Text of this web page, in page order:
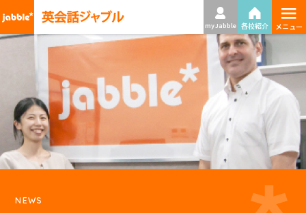
my Jabble 各校紹介 ≡
メニュー
NEWS